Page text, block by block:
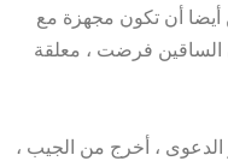
أن تكون مجهزة مع
الساقين فرضت ، معلقة
الدعوى ، أخرج من الجيب ،